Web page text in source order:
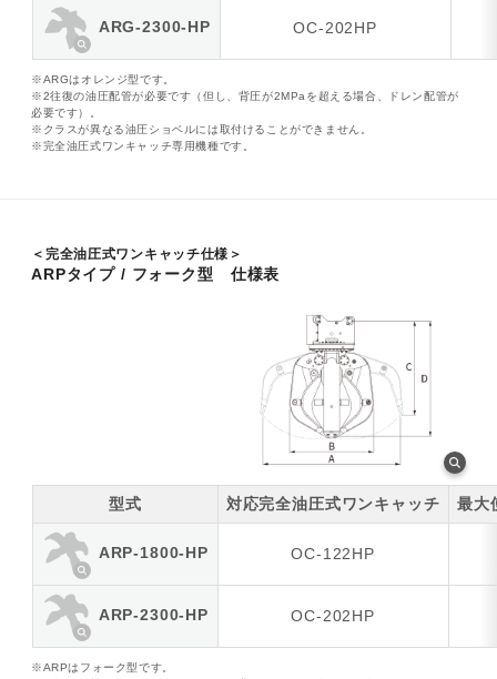
ARG-2300-HP OC-202HP
※ARGはオレンジ型です。
※2往復の油圧配管が必要です（但し、背圧が2MPaを超える場合、ドレン配管が
必要です）。
※クラスが異なる油圧ショベルには取付けることができません。
※完全油圧式ワンキャッチ専用機種です。
＜完全油圧式ワンキャッチ仕様＞
ARPタイプ / フォーク型 仕様表
型式 対応完全油圧式ワンキャッチ 最大
ARP-1800-HP OC-122HP
ARP-2300-HP OC-202HP
※ARPはフォーク型です。